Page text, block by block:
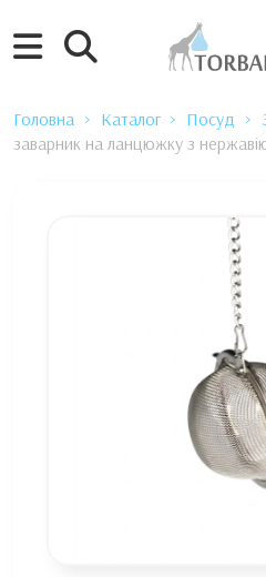
Головна Каталог Посуд
заварник на ланцюжку з